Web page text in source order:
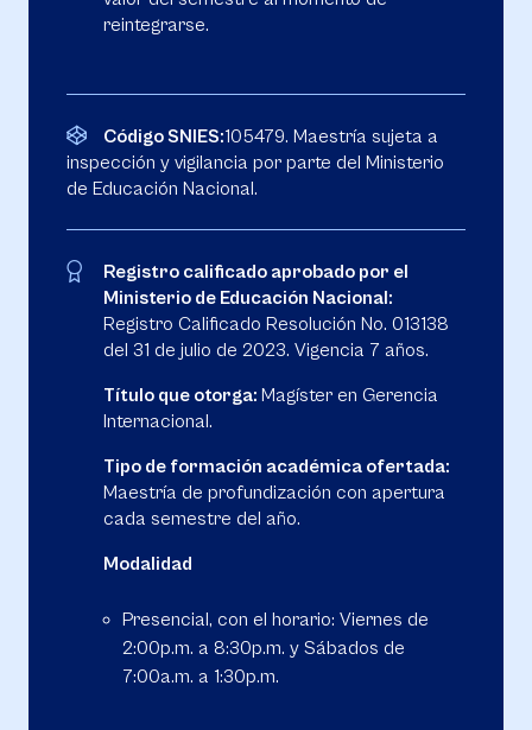
reintegrarse.
Código SNIES:105479. Maestría sujeta a
inspección y vigilancia por parte del Ministerio
de Educación Nacional.
Registro calificado aprobado por el
Ministerio de Educación Nacional:
Registro Calificado Resolución No. 013138
del 31 de julio de 2023. Vigencia 7 años.
Título que otorga: Magíster en Gerencia
Internacional.
Tipo de formación académica ofertada:
Maestría de profundización con apertura
cada semestre del año.
Modalidad
Presencial, con el horario: Viernes de
2:00p.m. a 8:30p.m. y Sábados de
7:00a.m. a 1:30p.m.